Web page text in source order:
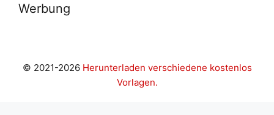
Werbung
© 2021-2026 Herunterladen verschiedene kostenlos
Vorlagen.